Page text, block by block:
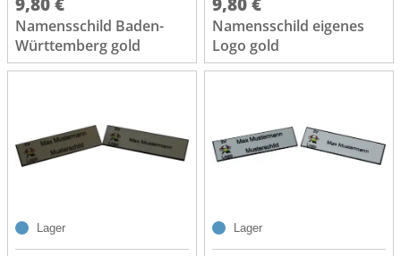
Namensschild Baden-
Württemberg gold
Namensschild eigenes
Logo gold
Lager Lager